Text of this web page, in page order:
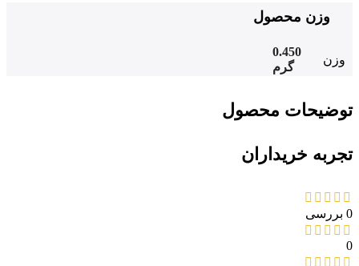
وزن محصول
وزن
0.450
گرم
توضیحات محصول
تجربه خریداران
0 بررسی
0